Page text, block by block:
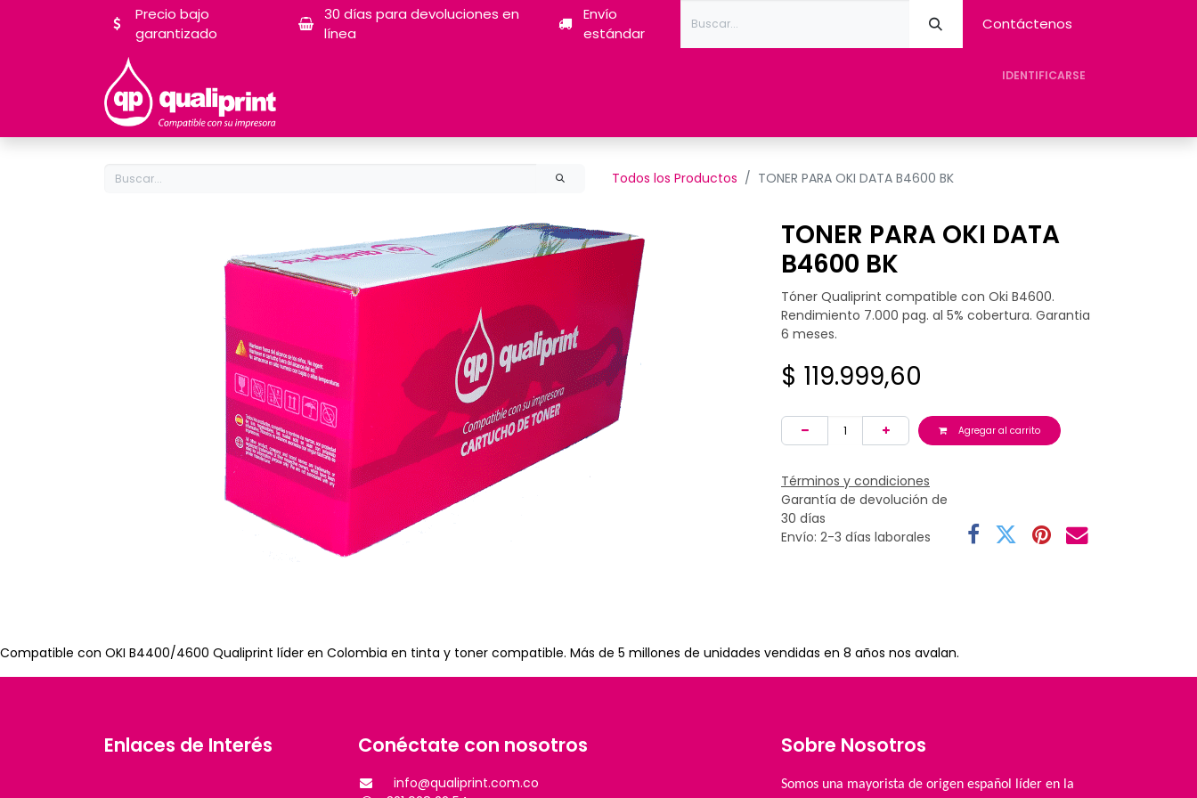
Precio bajo
garantizado
30 días para devoluciones en
línea
Envío
estándar
Contáctenos
IDENTIFICARSE
Todos los Productos TONER PARA OKI DATA B4600 BK
TONER PARA OKI DATA
B4600 BK
Tóner Qualiprint compatible con Oki B4600.
Rendimiento 7.000 pag. al 5% cobertura. Garantia
6 meses.
$ 119.999,60
Agregar al carrito
Términos y condiciones
Garantía de devolución de
30 días
Envío: 2-3 días laborales
Compatible con OKI B4400/4600 Qualiprint líder en Colombia en tinta y toner compatible. Más de 5 millones de unidades vendidas en 8 años nos avalan.
Enlaces de Interés Conéctate con nosotros
info@qualiprint.com.co
Sobre Nosotros
Somos una mayorista de origen español líder en la